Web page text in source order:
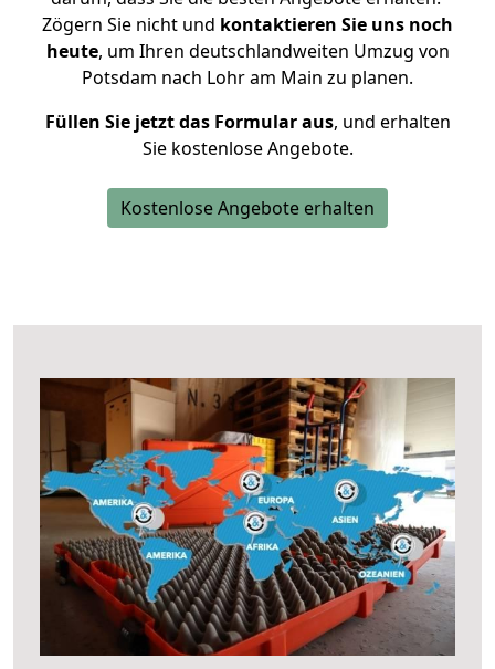
Zögern Sie nicht und kontaktieren Sie uns noch
heute, um Ihren deutschlandweiten Umzug von
Potsdam nach Lohr am Main zu planen.
Füllen Sie jetzt das Formular aus, und erhalten
Sie kostenlose Angebote.
Kostenlose Angebote erhalten